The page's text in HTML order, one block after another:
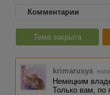
Комментарии
Тема закрыта
krimarusya
Немецким
Только вам, по